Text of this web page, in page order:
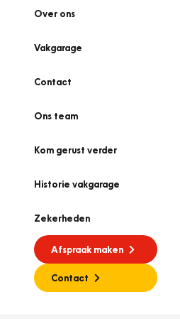
Over ons
Vakgarage
Contact
Ons team
Kom gerust verder
Historie vakgarage
Zekerheden
Afspraak maken
Contact